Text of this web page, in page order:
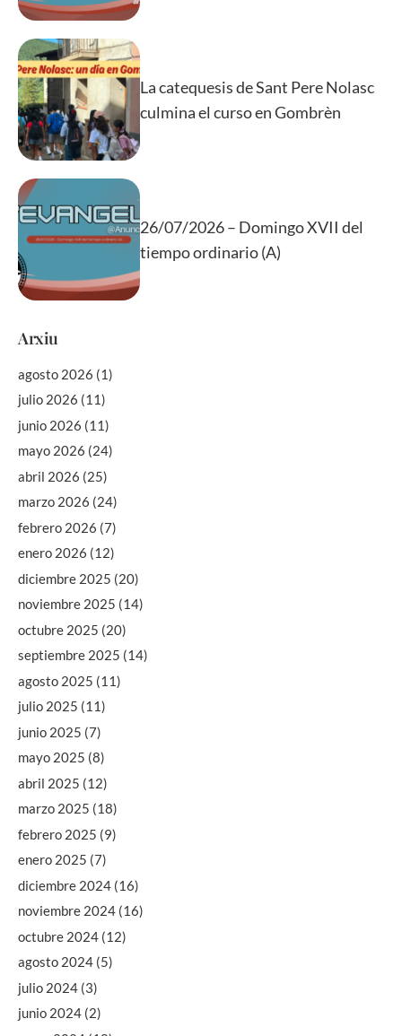
La catequesis de Sant Pere Nolasc
culmina el curso en Gombrèn
26/07/2026 – Domingo XVII del
tiempo ordinario (A)
Arxiu
agosto 2026 (1)
julio 2026 (11)
junio 2026 (11)
mayo 2026 (24)
abril 2026 (25)
marzo 2026 (24)
febrero 2026 (7)
enero 2026 (12)
diciembre 2025 (20)
noviembre 2025 (14)
octubre 2025 (20)
septiembre 2025 (14)
agosto 2025 (11)
julio 2025 (11)
junio 2025 (7)
mayo 2025 (8)
abril 2025 (12)
marzo 2025 (18)
febrero 2025 (9)
enero 2025 (7)
diciembre 2024 (16)
noviembre 2024 (16)
octubre 2024 (12)
agosto 2024 (5)
julio 2024 (3)
junio 2024 (2)